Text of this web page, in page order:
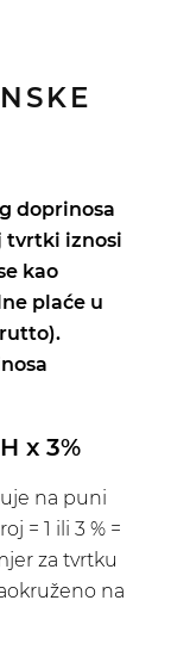
doprinosa
tvrtki iznosi
kao
plaće u
x 3%
na puni
= 1 ili 3 % =
za tvrtku
na